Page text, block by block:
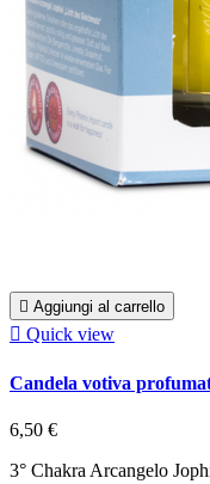
 Aggiungi al carrello
 Quick view
Candela votiva
6,50 €
3° Chakra Arcangelo